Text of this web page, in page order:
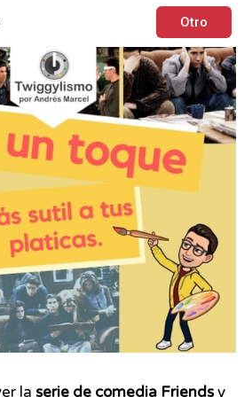
Otro
la serie de comedia Friendsy